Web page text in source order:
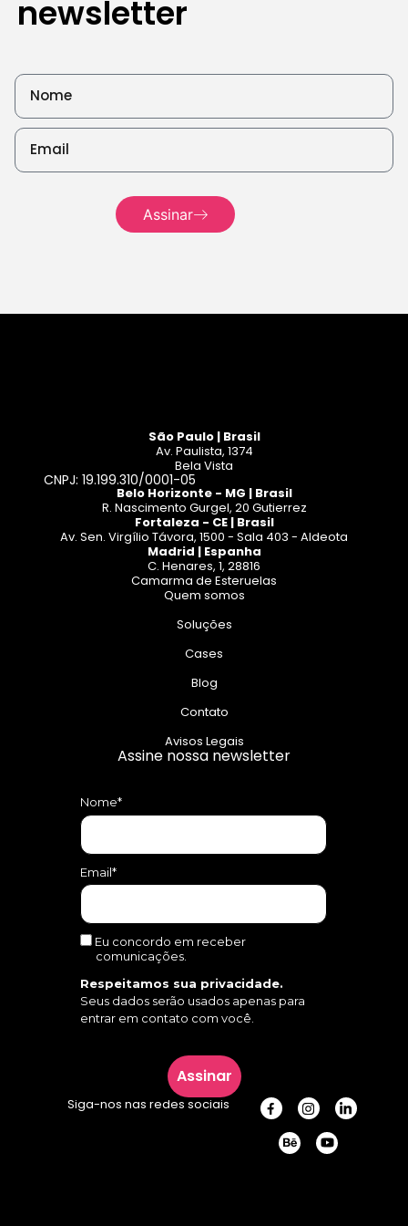
Leia
mais
newsletter
Assinar
São Paulo | Brasil
Av. Paulista, 1374
Bela Vista
CNPJ: 19.199.310/0001-05
Belo Horizonte - MG | Brasil
R. Nascimento Gurgel, 20 Gutierrez
Fortaleza - CE | Brasil
Av. Sen. Virgílio Távora, 1500 - Sala 403 - Aldeota
Madrid | Espanha
C. Henares, 1, 28816
Camarma de Esteruelas
Quem somos
Soluções
Cases
Blog
Contato
Avisos Legais
Assine nossa newsletter
Nome*
Email*
Eu concordo em receber
comunicações.
Respeitamos sua privacidade.
Seus dados serão usados apenas para
entrar em contato com você.
Assinar
Siga-nos nas redes sociais